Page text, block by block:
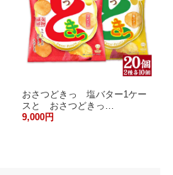
おさつどきっ 塩バター1ケー
スと おさつどきっ…
9,000円